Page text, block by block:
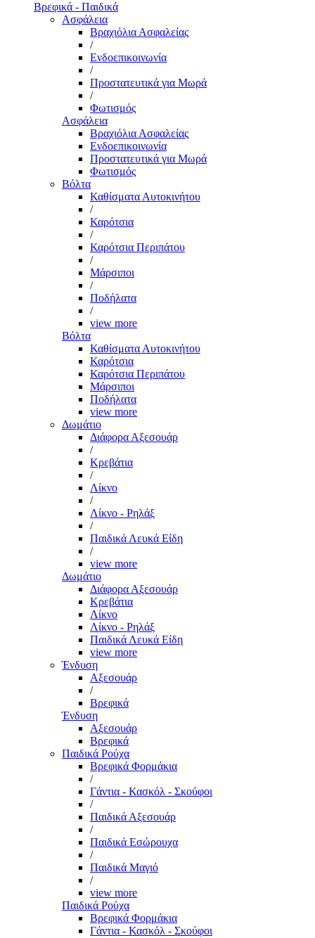
Βρεφικά - Παιδικά
Ασφάλεια
Βραχιόλια Ασφαλείας
/
Ενδοεπικοινωνία
/
Προστατευτικά για Μωρά
/
Φωτισμός
Ασφάλεια
Βραχιόλια Ασφαλείας
Ενδοεπικοινωνία
Προστατευτικά για Μωρά
Φωτισμός
Βόλτα
Καθίσματα Αυτοκινήτου
/
Καρότσια
/
Καρότσια Περιπάτου
/
Μάρσιποι
/
Ποδήλατα
/
view more
Βόλτα
Καθίσματα Αυτοκινήτου
Καρότσια
Καρότσια Περιπάτου
Μάρσιποι
Ποδήλατα
view more
Δωμάτιο
Διάφορα Αξεσουάρ
/
Κρεβάτια
/
Λίκνο
/
Λίκνο - Ρηλάξ
/
Παιδικά Λευκά Είδη
/
view more
Δωμάτιο
Διάφορα Αξεσουάρ
Κρεβάτια
Λίκνο
Λίκνο - Ρηλάξ
Παιδικά Λευκά Είδη
view more
Ένδυση
Αξεσουάρ
/
Βρεφικά
Ένδυση
Αξεσουάρ
Βρεφικά
Παιδικά Ρούχα
Βρεφικά Φορμάκια
/
Γάντια - Κασκόλ - Σκούφοι
/
Παιδικά Αξεσουάρ
/
Παιδικά Εσώρουχα
/
Παιδικά Μαγιό
/
view more
Παιδικά Ρούχα
Βρεφικά Φορμάκια
Γάντια - Κασκόλ - Σκούφοι